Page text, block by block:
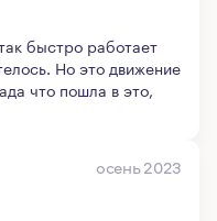
быстро работает
Но это движение
что пошла в это,
осень 2023